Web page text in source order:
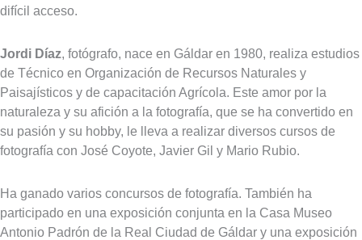
difícil acceso.
Jordi Díaz, fotógrafo, nace en Gáldar en 1980, realiza estudios
de Técnico en Organización de Recursos Naturales y
Paisajísticos y de capacitación Agrícola. Este amor por la
naturaleza y su afición a la fotografía, que se ha convertido en
su pasión y su hobby, le lleva a realizar diversos cursos de
fotografía con José Coyote, Javier Gil y Mario Rubio.
Ha ganado varios concursos de fotografía. También ha
participado en una exposición conjunta en la Casa Museo
Antonio Padrón de la Real Ciudad de Gáldar y una exposición